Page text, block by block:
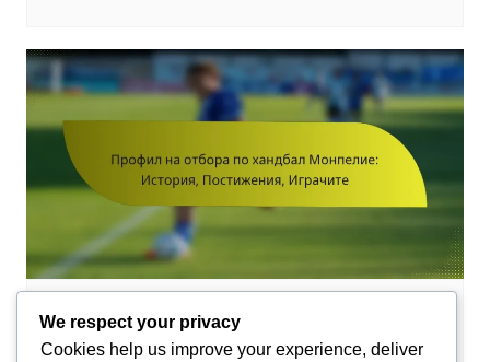
Профили на отборите по хандбал
We respect your privacy
Cookies help us improve your experience, deliver